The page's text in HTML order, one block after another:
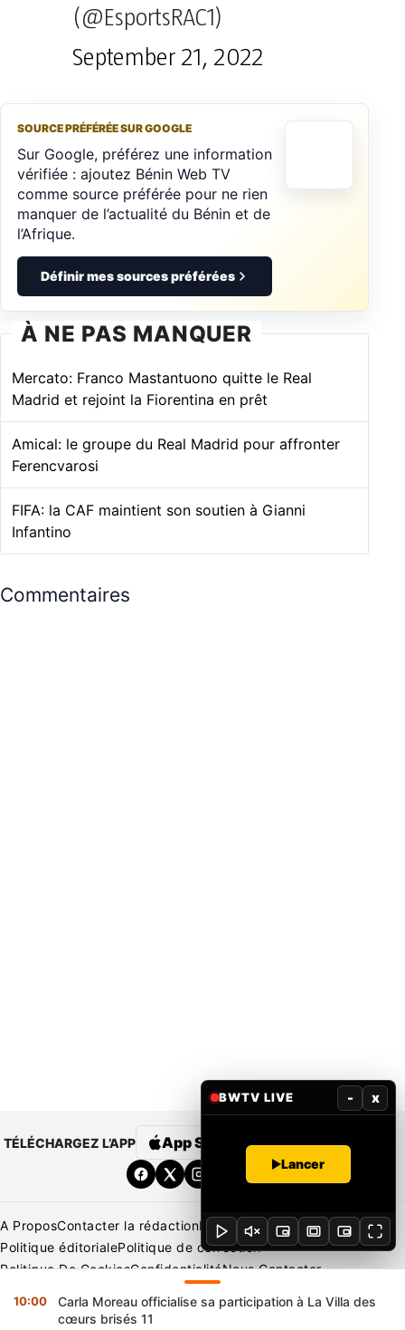
(@EsportsRAC1)
September 21, 2022
SOURCE PRÉFÉRÉE SUR GOOGLE
Sur Google, préférez une information
vérifiée : ajoutez Bénin Web TV
comme source préférée pour ne rien
manquer de l’actualité du Bénin et de
l’Afrique.
Définir mes sources préférées
À NE PAS MANQUER
Mercato: Franco Mastantuono quitte le Real
Madrid et rejoint la Fiorentina en prêt
Amical: le groupe du Real Madrid pour affronter
Ferencvarosi
FIFA: la CAF maintient son soutien à Gianni
Infantino
Commentaires
TÉLÉCHARGEZ L’APP App Store Google Play
A ProposContacter la rédactionRédaction
Mentions légales
Politique éditorialePolitique de correction
Politique De CookiesConfidentialitéNous Contacter
Copyright © 2026 BENIN WEB TV | Tous Droits Réservés
10:00
Carla Moreau officialise sa participation à La Villa des
cœurs brisés 11
BWTV LIVE - x
Lancer